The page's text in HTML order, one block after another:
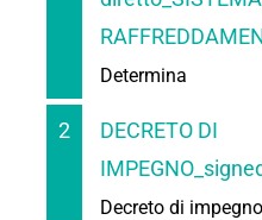
Determina
2
DECRETO DI
Decreto di impegno